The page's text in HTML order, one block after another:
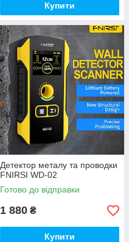
Купити
Детектор металу та проводки
FNIRSI WD-02
Готово до відправки
1 880 ₴
Купити